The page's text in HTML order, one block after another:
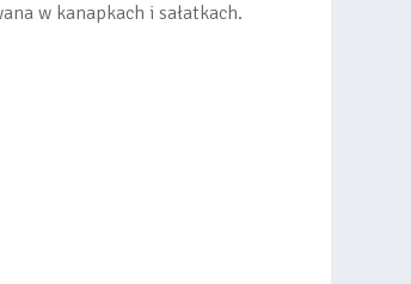
w kanapkach i sałatkach.